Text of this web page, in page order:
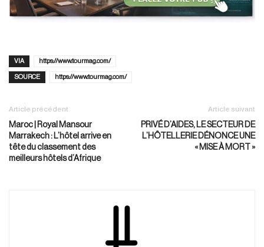
VIA https://www.tourmag.com/
SOURCE https://www.tourmag.com/
Article précédent
Maroc | Royal Mansour
Marrakech : L’hôtel arrive en
tête du classement des
meilleurs hôtels d’Afrique
Article suivant
PRIVÉ D’AIDES, LE SECTEUR DE
L’HÔTELLERIE DÉNONCE UNE
« MISE À MORT »